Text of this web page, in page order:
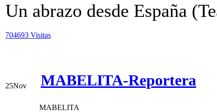
Un abrazo desde España
704693 Visitas
25Nov MABELITA-Reportera
MABELITA